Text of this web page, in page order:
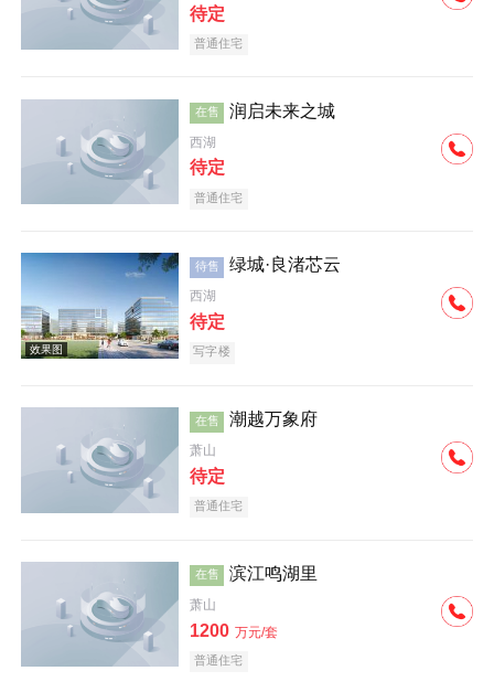
待定
普通住宅
在售 润启未来之城
西湖
待定
普通住宅
待售 绿城·良渚芯云
西湖
待定
写字楼
在售 潮越万象府
萧山
待定
普通住宅
在售 滨江鸣湖里
萧山
1200 万元/套
普通住宅